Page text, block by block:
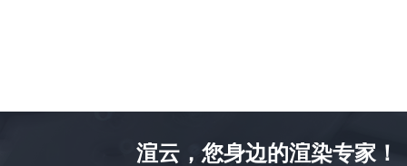
渲云，您身边的渲染专家！